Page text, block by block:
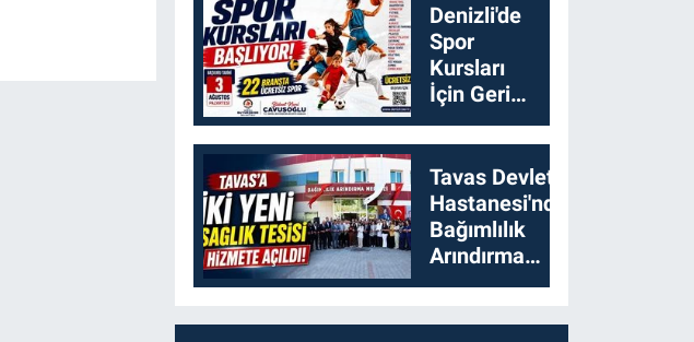
Denizli'de
Spor
Kursları
İçin Geri
Sayım
Başladı
Tavas Devlet
Hastanesi'nde
Bağımlılık
Arındırma
Merkezi